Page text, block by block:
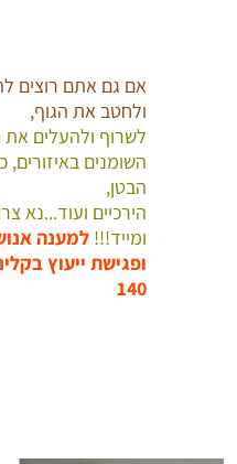
אם גם אתם רוצים
ולחטב את הגוף,
לשרוף ולהעלים את
השומנים באיזורים,
הבטן,
הירכיים ועוד...נא
ומייד!!!למענה
ופגישת ייעוץ
140דיאטה, דיאטות, תזונה, תפריט, חיטובים, הרזייה, הרזיה,